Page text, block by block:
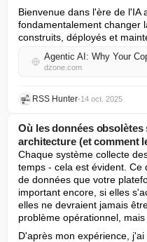
Bienvenue dans l'ère de
fondamentalement changer
construits, déployés et
dzone.com
RSS Hunter•14 oct. 2025
Où les données
architecture (et comment
Chaque système collecte
temps - cela est évident. Ce
de données que votre
important encore, si elles
elles ne devraient jamais
problème opérationnel,
D'après mon expérience,